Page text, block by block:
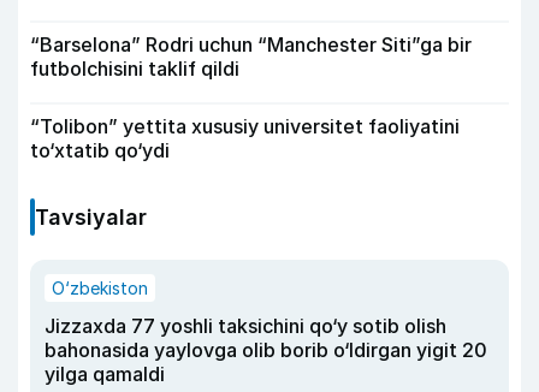
“Barselona” Rodri uchun “Manchester Siti”ga bir
futbolchisini taklif qildi
“Tolibon” yettita xususiy universitet faoliyatini
to‘xtatib qo‘ydi
Tavsiyalar
O‘zbekiston
Jizzaxda 77 yoshli taksichini qo‘y sotib olish
bahonasida yaylovga olib borib o‘ldirgan yigit 20
yilga qamaldi